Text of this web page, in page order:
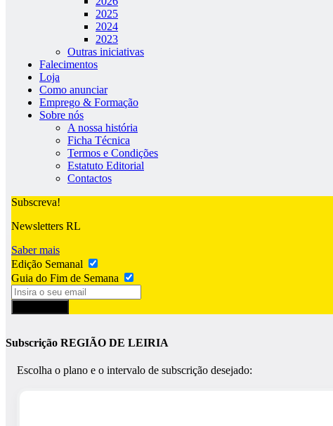
2025
2024
2023
Outras iniciativas
Falecimentos
Loja
Como anunciar
Emprego & Formação
Sobre nós
A nossa história
Ficha Técnica
Termos e Condições
Estatuto Editorial
Contactos
Subscreva!
Newsletters RL
Saber mais
Edição Semanal
Guia do Fim de Semana
Subscrição REGIÃO DE LEIRIA
Escolha o plano e o intervalo de subscrição desejado: